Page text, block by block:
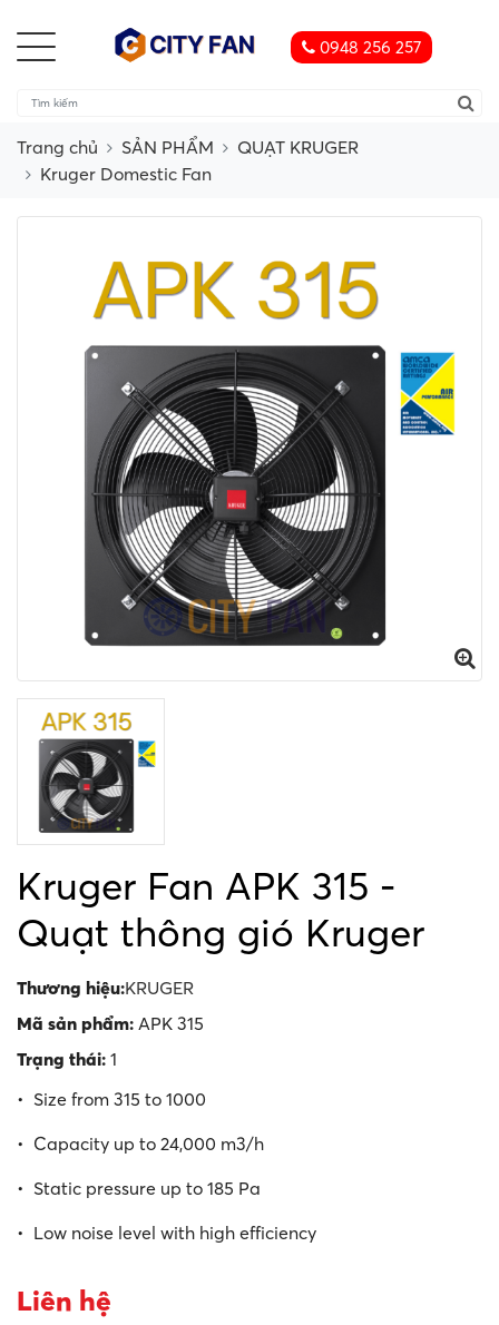
0948 256 257
Trang chủ SẢN PHẨM
QUẠT KRUGER
Kruger Domestic Fan
Kruger Fan APK 315 -
Quạt thông gió Kruger
Thương hiệu:KRUGER
Mã sản phẩm: APK 315
Trạng thái: 1
• Size from 315 to 1000
• Capacity up to 24,000 m3/h
• Static pressure up to 185 Pa
• Low noise level with high efficiency
Liên hệ